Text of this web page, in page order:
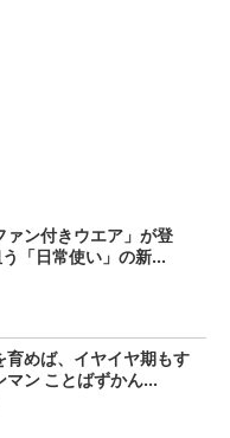
ァン付きウエア」が登
「日常使い」の新...
育めば、イヤイヤ期もす
ン ことばずかん...